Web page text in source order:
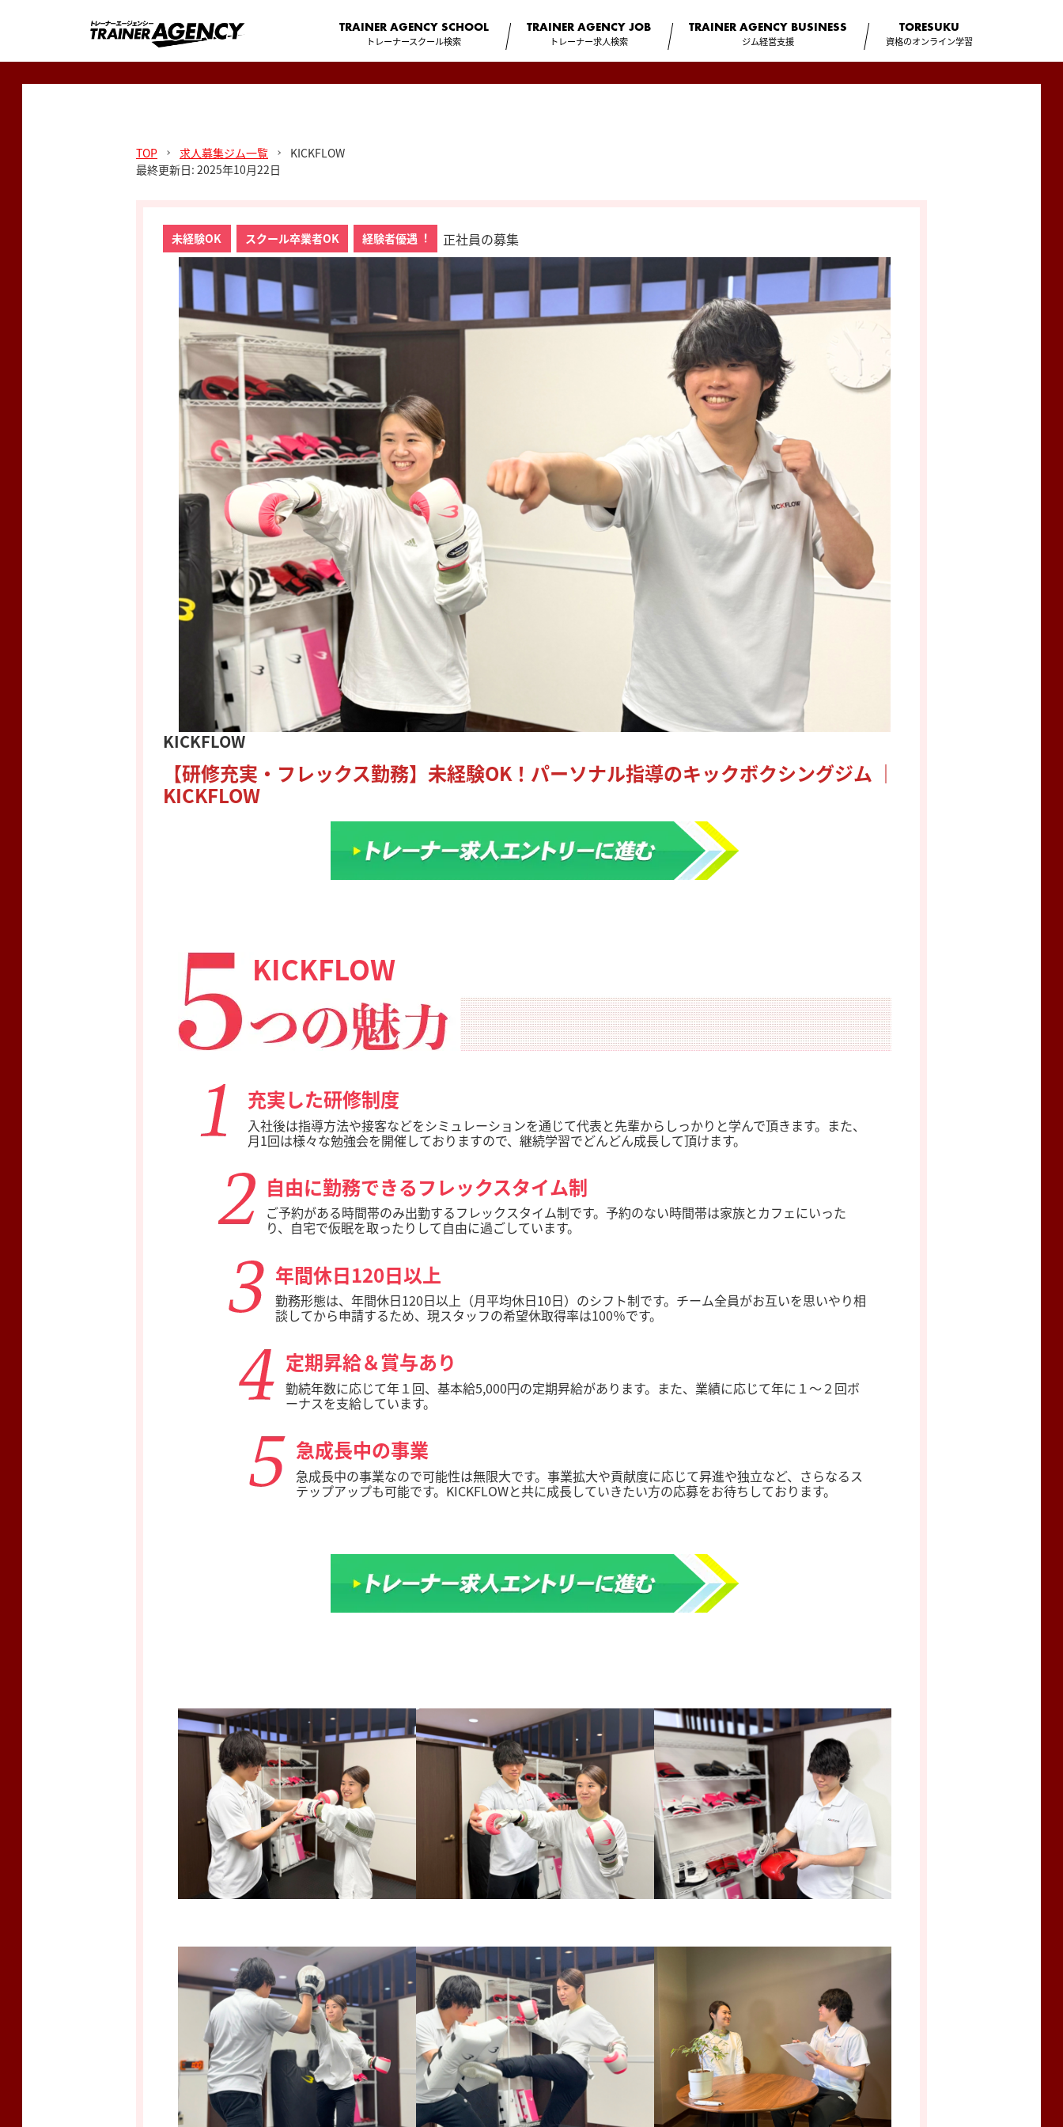
TRAINER AGENCY SCHOOL
トレーナースクール検索
TRAINER AGENCYJOB
トレーナー求人検索
TRAINER AGENCY BUSINESS
ジム経営支援
TORESUKU
資格のオンライン学習
TOP 求人募集ジム一覧
KICKFLOW
最終更新日: 2025年10月22日
未経験OK スクール卒業者OK 経験者優遇︕ 正社員の募集
KICKFLOW
【研修充実・フレックス勤務】未経験OK！パーソナル指導のキックボクシングジム ｜
KICKFLOW
KICKFLOW
充実した研修制度
入社後は指導方法や接客などをシミュレーションを通じて代表と先輩からしっかりと学んで頂きます。また、
月1回は様々な勉強会を開催しておりますので、継続学習でどんどん成長して頂けます。
自由に勤務できるフレックスタイム制
ご予約がある時間帯のみ出勤するフレックスタイム制です。予約のない時間帯は家族とカフェにいった
り、自宅で仮眠を取ったりして自由に過ごしています。
年間休日120日以上
勤務形態は、年間休日120日以上（月平均休日10日）のシフト制です。チーム全員がお互いを思いやり相
談してから申請するため、現スタッフの希望休取得率は100％です。
定期昇給＆賞与あり
勤続年数に応じて年１回、基本給5,000円の定期昇給があります。また、業績に応じて年に１〜２回ボ
ーナスを支給しています。
急成長中の事業
急成長中の事業なので可能性は無限大です。事業拡大や貢献度に応じて昇進や独立など、さらなるス
テップアップも可能です。KICKFLOWと共に成長していきたい方の応募をお待ちしております。